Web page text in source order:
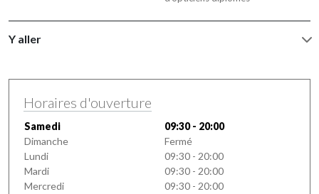
Y aller
Horaires d'ouverture
Samedi
09:30 - 20:00
Dimanche
Fermé
Lundi
09:30 - 20:00
Mardi
09:30 - 20:00
Mercredi
09:30 - 20:00